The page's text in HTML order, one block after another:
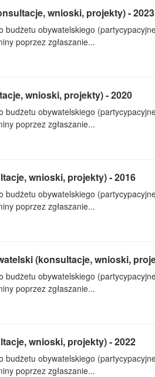
wnioski, projekty) - 2023
budżetu obywatelskiego
poprzez zgłaszanie...
wnioski, projekty) - 2020
budżetu obywatelskiego
poprzez zgłaszanie...
wnioski, projekty) - 2016
budżetu obywatelskiego
poprzez zgłaszanie...
(konsultacje, wnioski,
budżetu obywatelskiego
poprzez zgłaszanie...
wnioski, projekty) - 2022
budżetu obywatelskiego
poprzez zgłaszanie...